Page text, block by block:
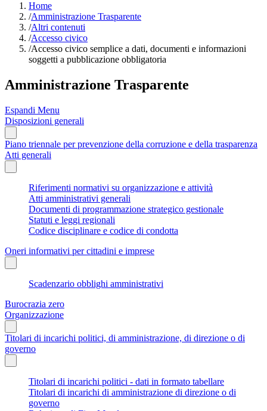
Home
/Amministrazione Trasparente
/Altri contenuti
/Accesso civico
/Accesso civico semplice a dati, documenti e informazioni
soggetti a pubblicazione obbligatoria
Amministrazione Trasparente
Espandi Menu
Disposizioni generali
Piano triennale per prevenzione della corruzione e della trasparenza
Atti generali
Riferimenti normativi su organizzazione e attività
Atti amministrativi generali
Documenti di programmazione strategico gestionale
Statuti e leggi regionali
Codice disciplinare e codice di condotta
Oneri informativi per cittadini e imprese
Scadenzario obblighi amministrativi
Burocrazia zero
Organizzazione
Titolari di incarichi politici, di amministrazione, di direzione o di
governo
Titolari di incarichi politici - dati in formato tabellare
Titolari di incarichi di amministrazione di direzione o di
governo